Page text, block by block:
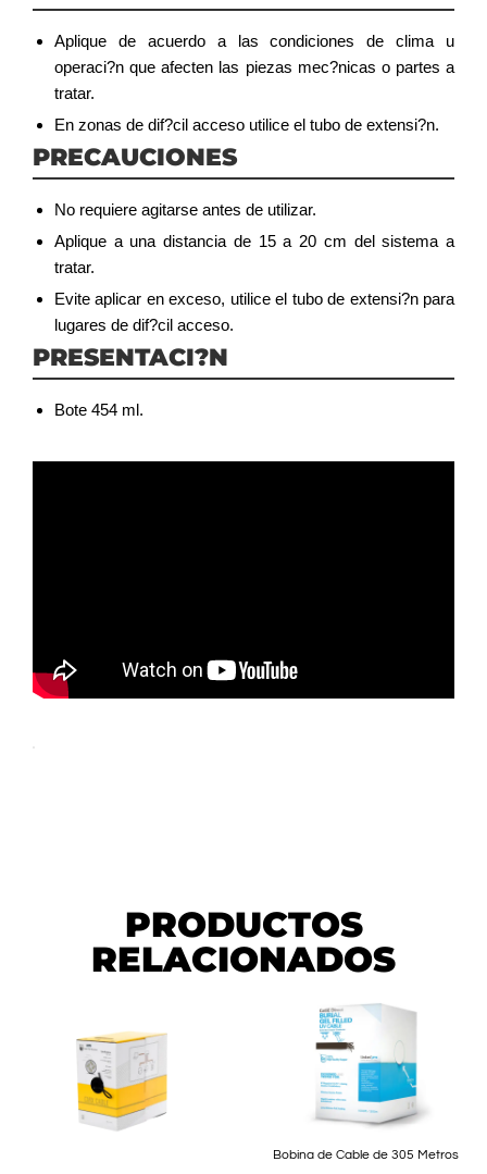
Aplique de acuerdo a las condiciones de clima u
operaci?n que afecten las piezas mec?nicas o partes a
tratar.
En zonas de dif?cil acceso utilice el tubo de extensi?n.
PRECAUCIONES
No requiere agitarse antes de utilizar.
Aplique a una distancia de 15 a 20 cm del sistema a
tratar.
Evite aplicar en exceso, utilice el tubo de extensi?n para
lugares de dif?cil acceso.
PRESENTACI?N
Bote 454 ml.
PRODUCTOS
RELACIONADOS
Bobina de Cable de 305 Metros